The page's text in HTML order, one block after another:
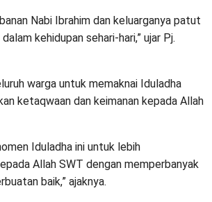
Nabi Ibrahim dan keluarganya patut
kehidupan sehari-hari,” ujar Pj.
warga untuk memaknai Iduladha
ketaqwaan dan keimanan kepada Allah
Iduladha ini untuk lebih
Allah SWT dengan memperbanyak
baik,” ajaknya.